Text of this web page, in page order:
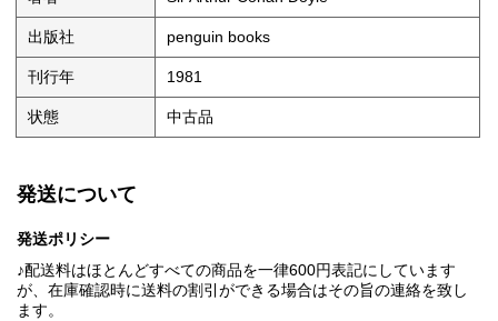
出版社 penguin books
刊行年 1981
状態 中古品
発送について
発送ポリシー
♪配送料はほとんどすべての商品を一律600円表記にしています
が、在庫確認時に送料の割引ができる場合はその旨の連絡を致し
ます。